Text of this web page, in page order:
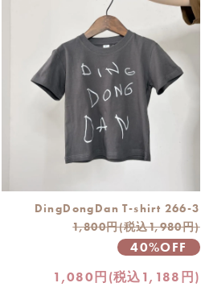
DingDongDan T-shirt 266-3
1,800円(税込1,980円)
40%OFF
1,080円(税込1,188円)